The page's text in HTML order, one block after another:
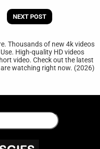
NEXT POST
Thousands of new 4k videos
High-quality HD videos
video. Check out the latest
watching right now. (2026)